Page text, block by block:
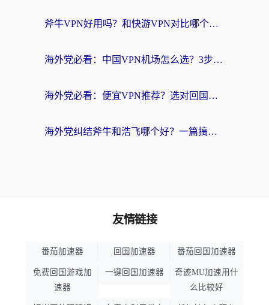
斧牛VPN好用吗？和快游VPN对比哪个回国效果更好？马来西亚留学生亲测分享
海外党必看：中国VPN机场怎么选？3步教你无缝访问国内资源（附避坑指南）
海外党必看：便宜VPN推荐？选对回国加速器才能无缝刷国内剧玩国服
海外党纠结斧牛和浩飞哪个好？一篇搞定回国加速器选择+无缝访问国内资源指南
友情链接
番茄加速器 回国加速器 番茄回国加速器
免费回国游戏加
速器
一键回国加速器
奇迹MU加速用什
么比较好